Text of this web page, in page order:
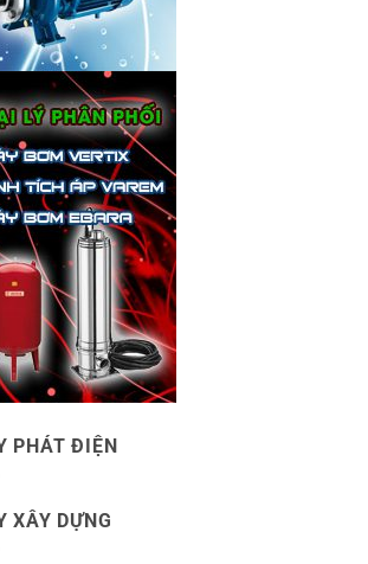
PHÁT ĐIỆN
XÂY DỰNG